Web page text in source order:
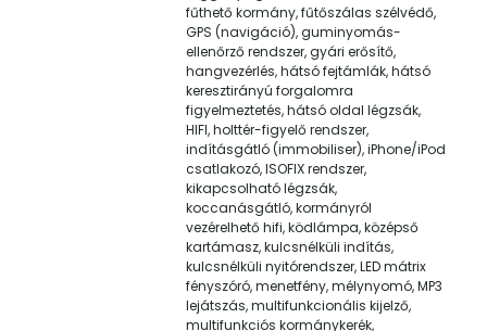
fűthető kormány, fűtőszálas szélvédő,
GPS (navigáció), guminyomás-
ellenőrző rendszer, gyári erősítő,
hangvezérlés, hátsó fejtámlák, hátsó
keresztirányú forgalomra
figyelmeztetés, hátsó oldal légzsák,
HIFI, holttér-figyelő rendszer,
indításgátló (immobiliser), iPhone/iPod
csatlakozó, ISOFIX rendszer,
kikapcsolható légzsák,
koccanásgátló, kormányról
vezérelhető hifi, ködlámpa, középső
kartámasz, kulcsnélküli indítás,
kulcsnélküli nyitórendszer, LED mátrix
fényszóró, menetfény, mélynyomó, MP3
lejátszás, multifunkcionális kijelző,
multifunkciós kormánykerék,